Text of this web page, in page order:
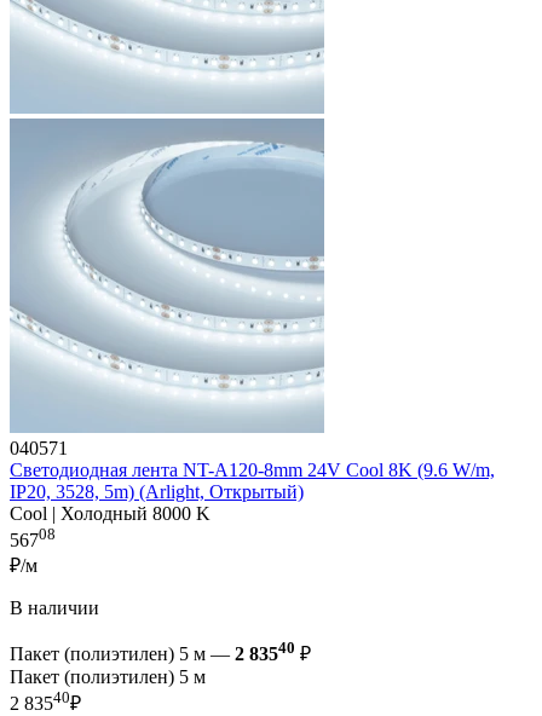
040571
Светодиодная лента NT-A120-8mm 24V Cool 8K (9.6 W/m,
IP20, 3528, 5m) (Arlight, Открытый)
Cool | Холодный 8000 K
56708
₽/м
В наличии
Пакет (полиэтилен) 5 м — 2 83540 ₽
Пакет (полиэтилен) 5 м
2 83540₽